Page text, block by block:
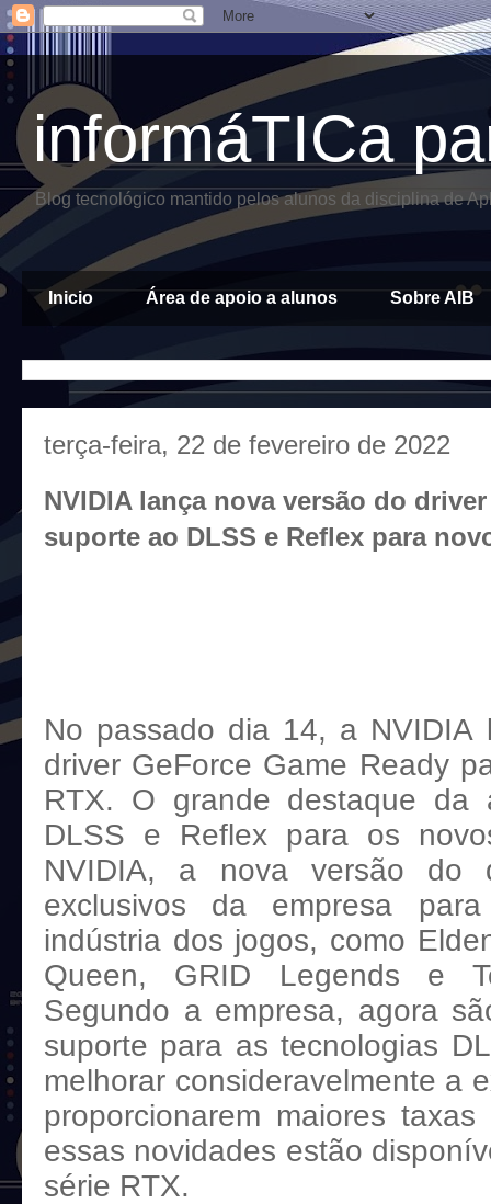
informáTICa
Blog tecnológico mantido pelos alunos da disciplina de
Inicio Área de apoio a alunos Sobre AIB
terça-feira, 22 de fevereiro de 2022
NVIDIA lança nova versão do
suporte ao DLSS e Reflex para
No passado dia 14, a
driver GeForce Game Ready
RTX. O grande destaque
DLSS e Reflex para os
NVIDIA, a nova versão do
exclusivos da empresa
indústria dos jogos, como
Queen, GRID Legends e
Segundo a empresa, agora
suporte para as tecnologias
melhorar consideravelmente a
proporcionarem maiores
essas novidades estão
série RTX.